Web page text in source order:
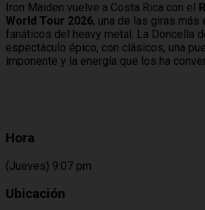
Iron Maiden vuelve a Costa Rica con el
World Tour 2026, una de las giras
fanáticos del heavy metal. La Doncella
espectáculo épico, con clásicos, una
imponente y la energía que los ha
Hora
(Jueves) 9:07 pm
Ubicación